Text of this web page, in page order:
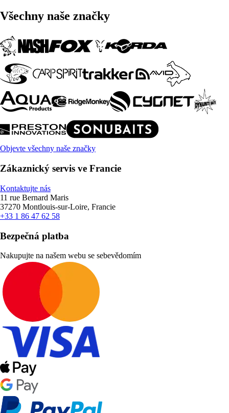
Všechny naše značky
Objevte všechny naše značky
Zákaznický servis ve Francie
Kontaktujte nás
11 rue Bernard Maris
37270 Montlouis-sur-Loire, Francie
+33 1 86 47 62 58
Bezpečná platba
Nakupujte na našem webu se sebevědomím